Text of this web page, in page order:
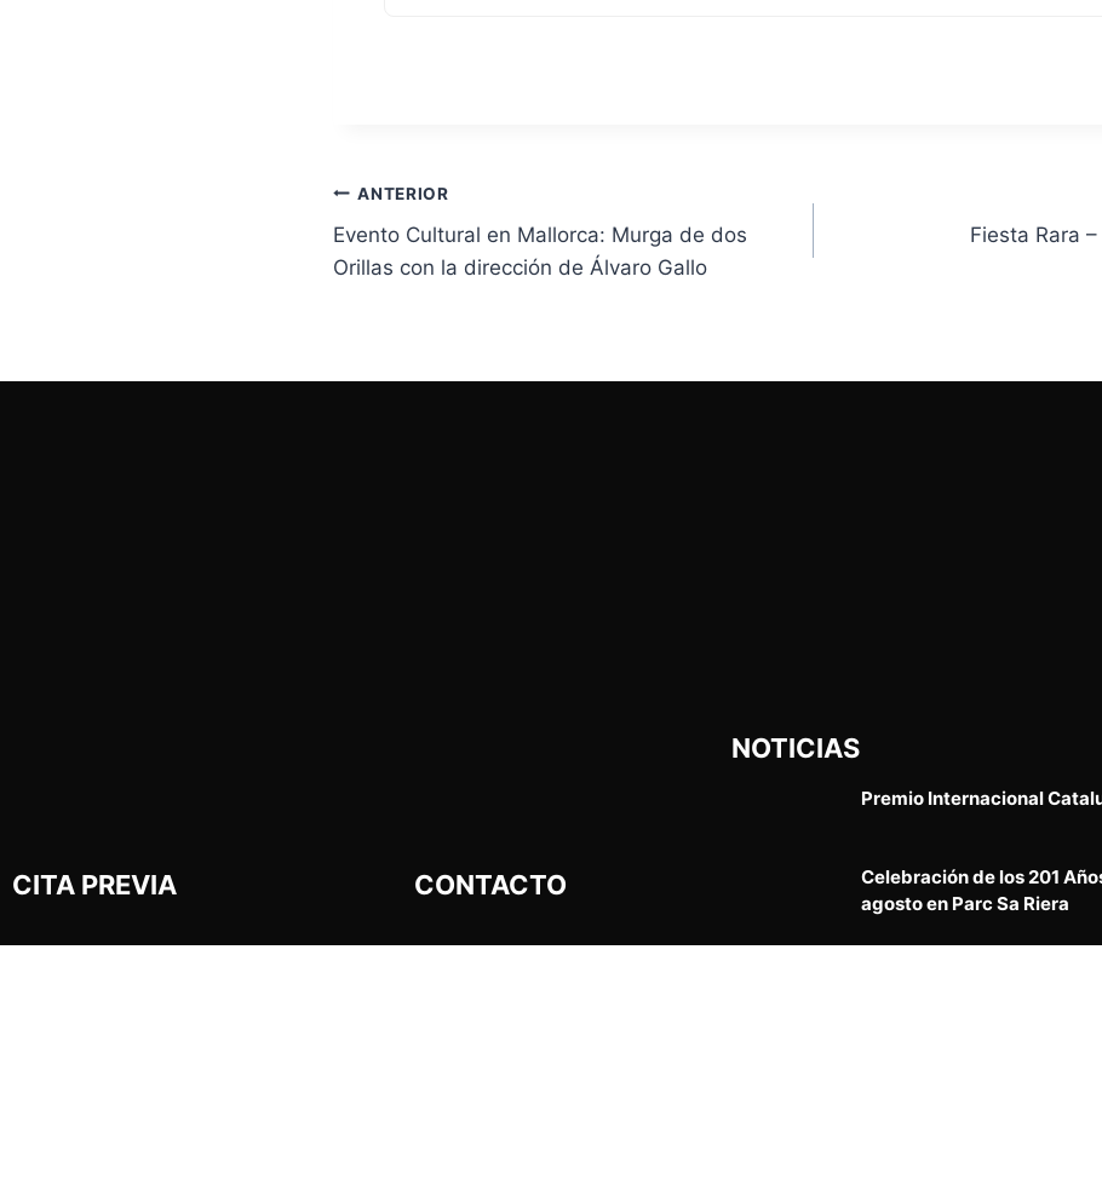
ANTERIOR
Evento Cultural en Mallorca: Murga de dos
Orillas con la dirección de Álvaro Gallo
Fiesta Rara
CITA PREVIA CONTACTO
NOTICIAS
Premio Internacional
Celebración de los 201
agosto en Parc Sa Riera